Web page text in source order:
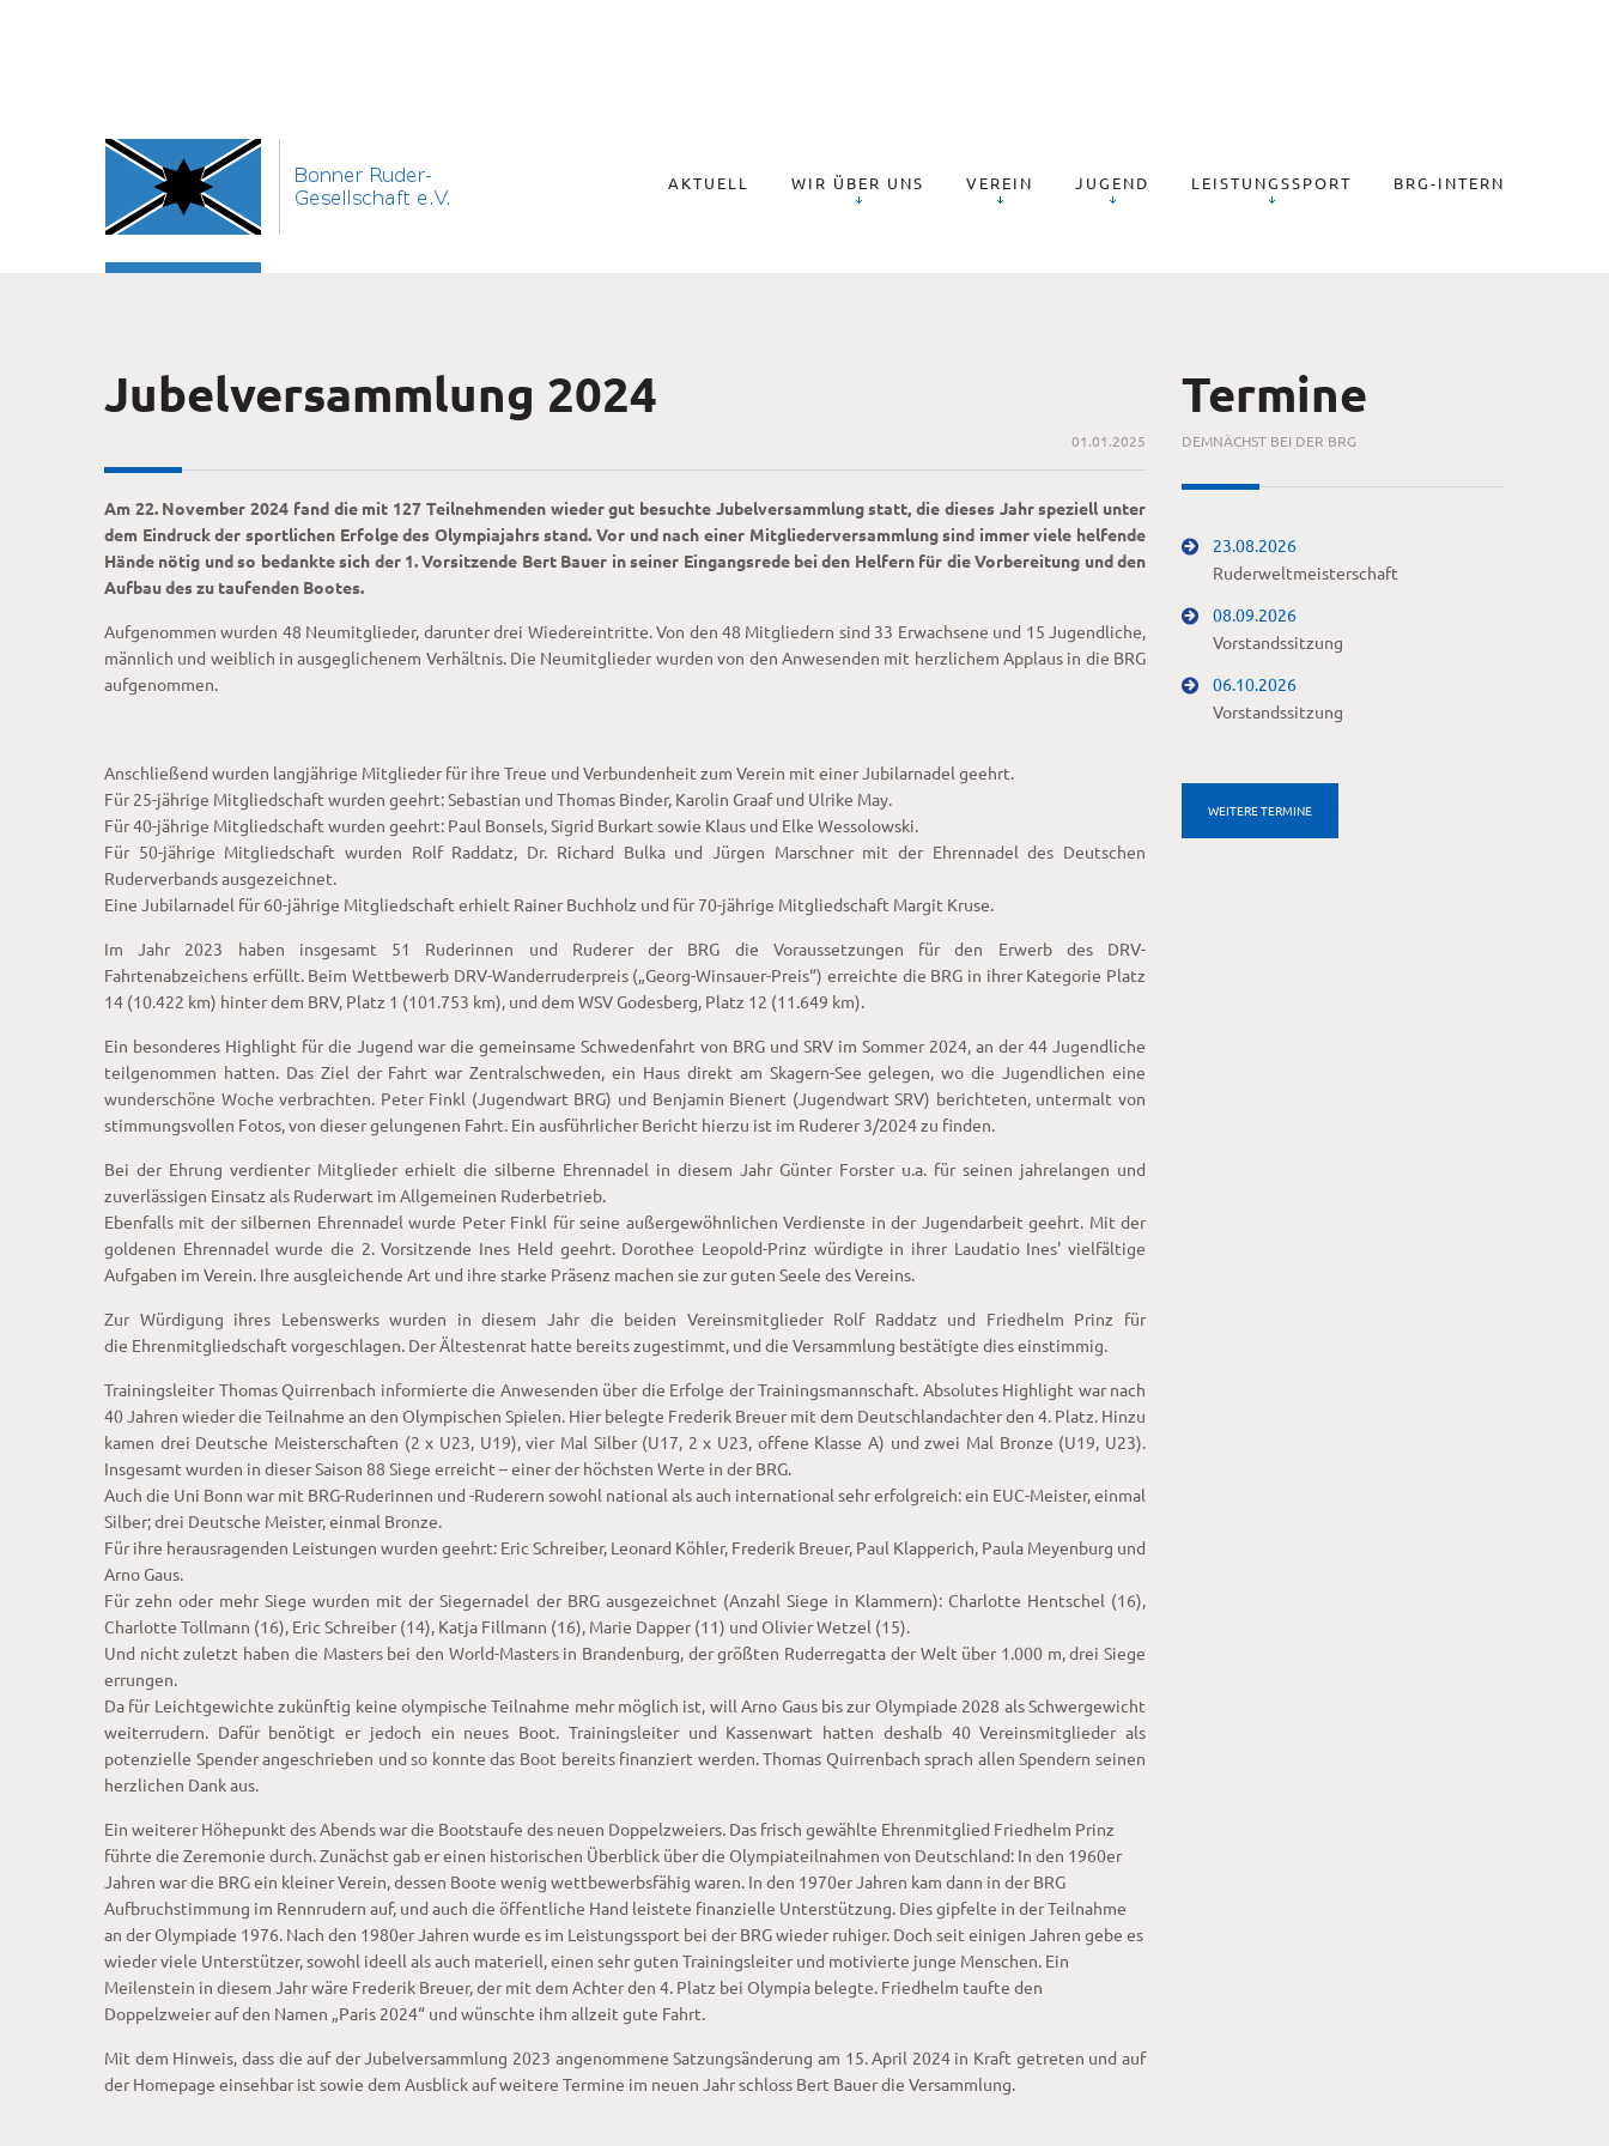
AKTUELL WIR ÜBER UNS VEREIN JUGEND LEISTUNGSSPORT BRG-INTERN
Jubelversammlung 2024
01.01.2025
Am 22. November 2024 fand die mit 127 Teilnehmenden wieder gut besuchte Jubelversammlung statt, die dieses Jahr speziell unter
dem Eindruck der sportlichen Erfolge des Olympiajahrs stand. Vor und nach einer Mitgliederversammlung sind immer viele helfende
Hände nötig und so bedankte sich der 1. Vorsitzende Bert Bauer in seiner Eingangsrede bei den Helfern für die Vorbereitung und den
Aufbau des zu taufenden Bootes.
Aufgenommen wurden 48 Neumitglieder, darunter drei Wiedereintritte. Von den 48 Mitgliedern sind 33 Erwachsene und 15 Jugendliche,
männlich und weiblich in ausgeglichenem Verhältnis. Die Neumitglieder wurden von den Anwesenden mit herzlichem Applaus in die BRG
aufgenommen.
Anschließend wurden langjährige Mitglieder für ihre Treue und Verbundenheit zum Verein mit einer Jubilarnadel geehrt.
Für 25-jährige Mitgliedschaft wurden geehrt: Sebastian und Thomas Binder, Karolin Graaf und Ulrike May.
Für 40-jährige Mitgliedschaft wurden geehrt: Paul Bonsels, Sigrid Burkart sowie Klaus und Elke Wessolowski.
Für 50-jährige Mitgliedschaft wurden Rolf Raddatz, Dr. Richard Bulka und Jürgen Marschner mit der Ehrennadel des Deutschen
Ruderverbands ausgezeichnet.
Eine Jubilarnadel für 60-jährige Mitgliedschaft erhielt Rainer Buchholz und für 70-jährige Mitgliedschaft Margit Kruse.
Im Jahr 2023 haben insgesamt 51 Ruderinnen und Ruderer der BRG die Voraussetzungen für den Erwerb des DRV-
Fahrtenabzeichens erfüllt. Beim Wettbewerb DRV-Wanderruderpreis („Georg-Winsauer-Preis“) erreichte die BRG in ihrer Kategorie Platz
14 (10.422 km) hinter dem BRV, Platz 1 (101.753 km), und dem WSV Godesberg, Platz 12 (11.649 km).
Ein besonderes Highlight für die Jugend war die gemeinsame Schwedenfahrt von BRG und SRV im Sommer 2024, an der 44 Jugendliche
teilgenommen hatten. Das Ziel der Fahrt war Zentralschweden, ein Haus direkt am Skagern-See gelegen, wo die Jugendlichen eine
wunderschöne Woche verbrachten. Peter Finkl (Jugendwart BRG) und Benjamin Bienert (Jugendwart SRV) berichteten, untermalt von
stimmungsvollen Fotos, von dieser gelungenen Fahrt. Ein ausführlicher Bericht hierzu ist im Ruderer 3/2024 zu finden.
Bei der Ehrung verdienter Mitglieder erhielt die silberne Ehrennadel in diesem Jahr Günter Forster u.a. für seinen jahrelangen und
zuverlässigen Einsatz als Ruderwart im Allgemeinen Ruderbetrieb.
Ebenfalls mit der silbernen Ehrennadel wurde Peter Finkl für seine außergewöhnlichen Verdienste in der Jugendarbeit geehrt. Mit der
goldenen Ehrennadel wurde die 2. Vorsitzende Ines Held geehrt. Dorothee Leopold-Prinz würdigte in ihrer Laudatio Ines' vielfältige
Aufgaben im Verein. Ihre ausgleichende Art und ihre starke Präsenz machen sie zur guten Seele des Vereins.
Zur Würdigung ihres Lebenswerks wurden in diesem Jahr die beiden Vereinsmitglieder Rolf Raddatz und Friedhelm Prinz für
die Ehrenmitgliedschaft vorgeschlagen. Der Ältestenrat hatte bereits zugestimmt, und die Versammlung bestätigte dies einstimmig.
Trainingsleiter Thomas Quirrenbach informierte die Anwesenden über die Erfolge der Trainingsmannschaft. Absolutes Highlight war nach
40 Jahren wieder die Teilnahme an den Olympischen Spielen. Hier belegte Frederik Breuer mit dem Deutschlandachter den 4. Platz. Hinzu
kamen drei Deutsche Meisterschaften (2 x U23, U19), vier Mal Silber (U17, 2 x U23, offene Klasse A) und zwei Mal Bronze (U19, U23).
Insgesamt wurden in dieser Saison 88 Siege erreicht – einer der höchsten Werte in der BRG.
Auch die Uni Bonn war mit BRG-Ruderinnen und -Ruderern sowohl national als auch international sehr erfolgreich: ein EUC-Meister, einmal
Silber; drei Deutsche Meister, einmal Bronze.
Für ihre herausragenden Leistungen wurden geehrt: Eric Schreiber, Leonard Köhler, Frederik Breuer, Paul Klapperich, Paula Meyenburg und
Arno Gaus.
Für zehn oder mehr Siege wurden mit der Siegernadel der BRG ausgezeichnet (Anzahl Siege in Klammern): Charlotte Hentschel (16),
Charlotte Tollmann (16), Eric Schreiber (14), Katja Fillmann (16), Marie Dapper (11) und Olivier Wetzel (15).
Und nicht zuletzt haben die Masters bei den World-Masters in Brandenburg, der größten Ruderregatta der Welt über 1.000 m, drei Siege
errungen.
Da für Leichtgewichte zukünftig keine olympische Teilnahme mehr möglich ist, will Arno Gaus bis zur Olympiade 2028 als Schwergewicht
weiterrudern. Dafür benötigt er jedoch ein neues Boot. Trainingsleiter und Kassenwart hatten deshalb 40 Vereinsmitglieder als
potenzielle Spender angeschrieben und so konnte das Boot bereits finanziert werden. Thomas Quirrenbach sprach allen Spendern seinen
herzlichen Dank aus.
Ein weiterer Höhepunkt des Abends war die Bootstaufe des neuen Doppelzweiers. Das frisch gewählte Ehrenmitglied Friedhelm Prinz
führte die Zeremonie durch. Zunächst gab er einen historischen Überblick über die Olympiateilnahmen von Deutschland: In den 1960er
Jahren war die BRG ein kleiner Verein, dessen Boote wenig wettbewerbsfähig waren. In den 1970er Jahren kam dann in der BRG
Aufbruchstimmung im Rennrudern auf, und auch die öffentliche Hand leistete finanzielle Unterstützung. Dies gipfelte in der Teilnahme
an der Olympiade 1976. Nach den 1980er Jahren wurde es im Leistungssport bei der BRG wieder ruhiger. Doch seit einigen Jahren gebe es
wieder viele Unterstützer, sowohl ideell als auch materiell, einen sehr guten Trainingsleiter und motivierte junge Menschen. Ein
Meilenstein in diesem Jahr wäre Frederik Breuer, der mit dem Achter den 4. Platz bei Olympia belegte. Friedhelm taufte den
Doppelzweier auf den Namen „Paris 2024“ und wünschte ihm allzeit gute Fahrt.
Mit dem Hinweis, dass die auf der Jubelversammlung 2023 angenommene Satzungsänderung am 15. April 2024 in Kraft getreten und auf
der Homepage einsehbar ist sowie dem Ausblick auf weitere Termine im neuen Jahr schloss Bert Bauer die Versammlung.
Termine
DEMNÄCHST BEI DER BRG
23.08.2026
Ruderweltmeisterschaft
08.09.2026
Vorstandssitzung
06.10.2026
Vorstandssitzung
WEITERE TERMINE